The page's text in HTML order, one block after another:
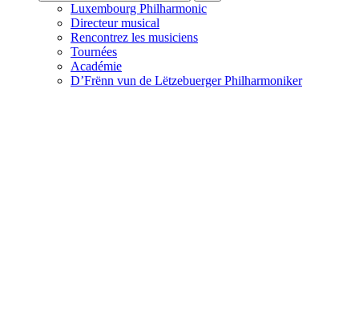
Luxembourg Philharmonic
Directeur musical
Rencontrez les musiciens
Tournées
Académie
D’Frënn vun de Lëtzebuerger Philharmoniker